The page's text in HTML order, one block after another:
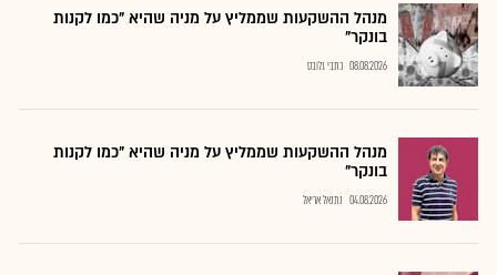
מנהל ההשקעות שממליץ על מניה שהיא "כמו לקנות
בונקר"
08.08.2026 כתבי גלובס
מנהל ההשקעות שממליץ על מניה שהיא "כמו לקנות
בונקר"
04.08.2026 נתנאל אריאל